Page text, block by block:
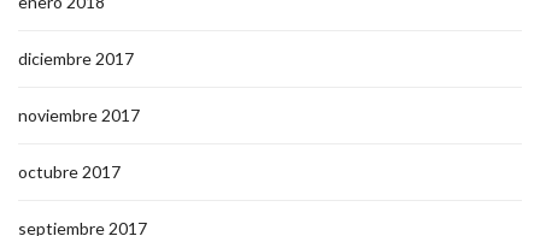
diciembre 2017
noviembre 2017
octubre 2017
septiembre 2017